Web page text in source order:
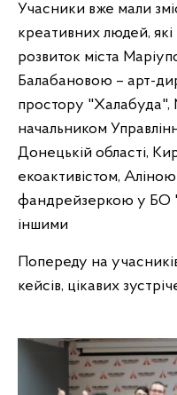
Учасники вже мали
креативних людей, які
розвиток міста
Балабановою – арт-
простору
начальником
Донецькій області,
екоактивістом,
фандрейзеркою у БО
іншими
Попереду на
кейсів, цікавих